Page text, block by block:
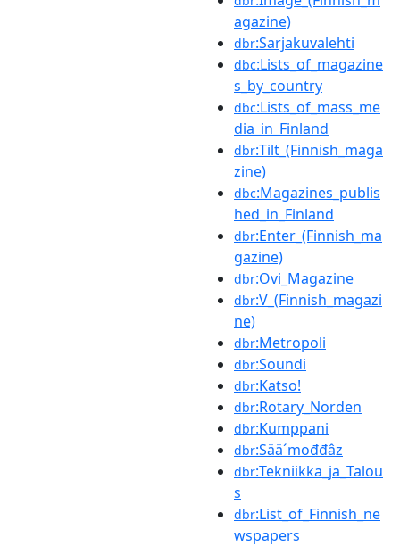
agazine)
dbr:Sarjakuvalehti
dbc:Lists_of_magazine
s_by_country
dbc:Lists_of_mass_me
dia_in_Finland
dbr:Tilt_(Finnish_maga
zine)
dbc:Magazines_publis
hed_in_Finland
dbr:Enter_(Finnish_ma
gazine)
dbr:Ovi_Magazine
dbr:V_(Finnish_magazi
ne)
dbr:Metropoli
dbr:Soundi
dbr:Katso!
dbr:Rotary_Norden
dbr:Kumppani
dbr:Sää´mođđâz
dbr:Tekniikka_ja_Talou
s
dbr:List_of_Finnish_ne
wspapers